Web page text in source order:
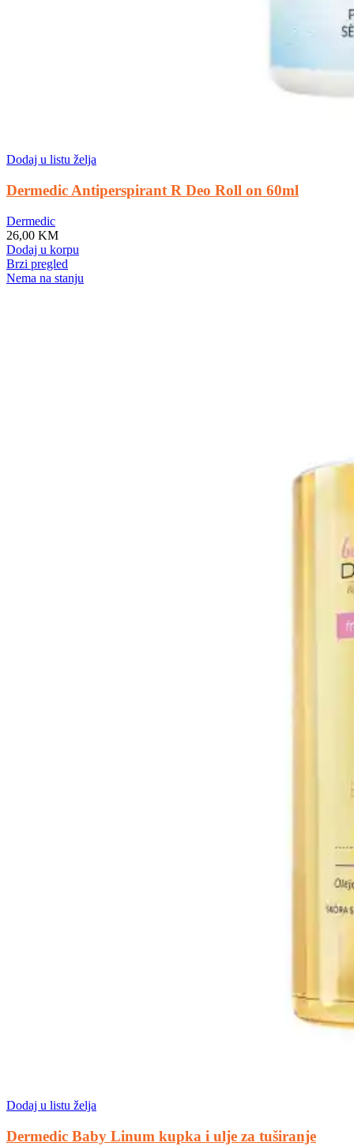
Dodaj u listu želja
Dermedic Antiperspirant R Deo Roll on 60ml
Dermedic
26,00 KM
Dodaj u korpu
Brzi pregled
Nema na stanju
Dodaj u listu želja
Dermedic Baby Linum kupka i ulje za tuširanje